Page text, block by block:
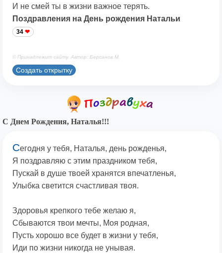
И не смей ты в жизни важное терять.
Поздравления на День рождения Натальи
34
© Принадлежит сайту. Автор: Берсанов М.
Создать открытку
С Днем Рождения, Наталья!!!
Сегодня у тебя, Наталья, день рожденья,
Я поздравляю с этим праздником тебя,
Пускай в душе твоей хранятся впечатленья,
Улыбка светится счастливая твоя.
Здоровья крепкого тебе желаю я,
Сбываются твои мечты, Моя родная,
Пусть хорошо все будет в жизни у тебя,
Иди по жизни никогда не унывая.